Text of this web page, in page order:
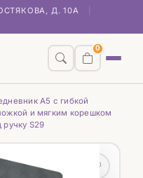
Д. 10А
0
А5 с гибкой
и мягким корешком
ручку S29
♡